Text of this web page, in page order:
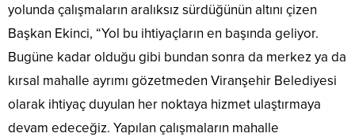
yolunda çalışmaların aralıksız sürdüğünün altını çizen
Başkan Ekinci, “Yol bu ihtiyaçların en başında geliyor.
Bugüne kadar olduğu gibi bundan sonra da merkez ya da
kırsal mahalle ayrımı gözetmeden Viranşehir Belediyesi
olarak ihtiyaç duyulan her noktaya hizmet ulaştırmaya
devam edeceğiz. Yapılan çalışmaların mahalle